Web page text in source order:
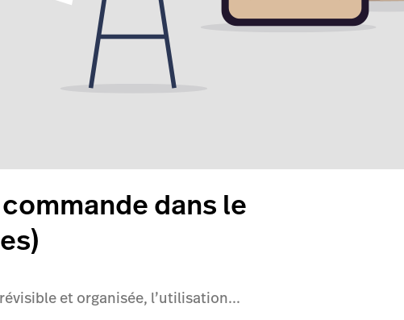
dans le
et organisée, l’utilisation...